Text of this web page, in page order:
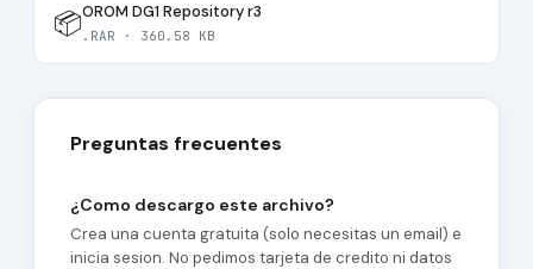
📦OROM DG1 Repository r3
.RAR · 360.58 KB
Preguntas frecuentes
¿Como descargo este archivo?
Crea una cuenta gratuita (solo necesitas un email) e
inicia sesion. No pedimos tarjeta de credito ni datos